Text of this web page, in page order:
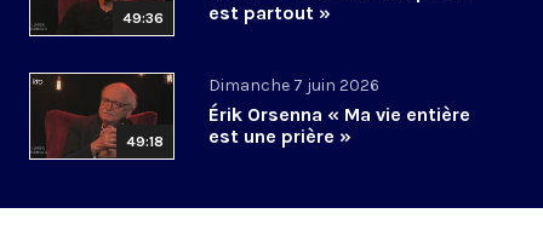
49:36
est partout »
49:18
Dimanche 7 juin 2026
Érik Orsenna « Ma vie entière
est une prière »